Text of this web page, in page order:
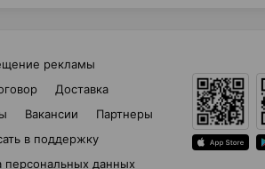
рекламы
Доставка
Вакансии
Партнеры
в поддержку
персональных данных